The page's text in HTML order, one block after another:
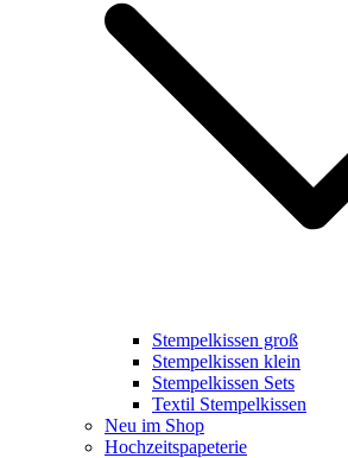
Stempelkissen groß
Stempelkissen klein
Stempelkissen Sets
Textil Stempelkissen
Neu im Shop
Hochzeitspapeterie